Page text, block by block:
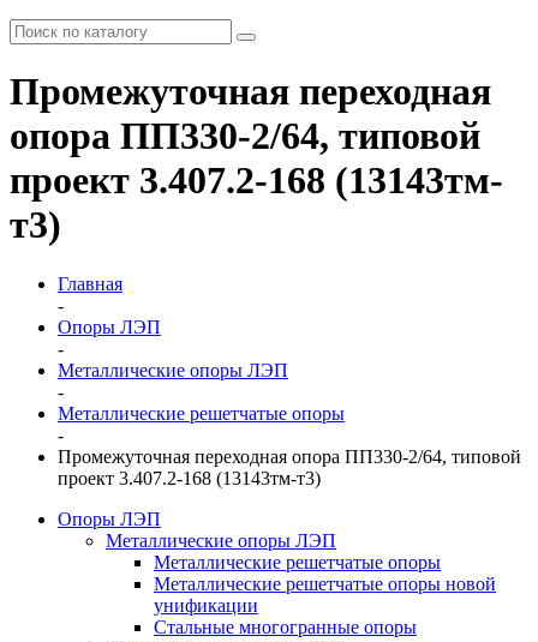
Промежуточная переходная
опора ПП330-2/64, типовой
проект 3.407.2-168 (13143тм-
т3)
Главная
-
Опоры ЛЭП
-
Металлические опоры ЛЭП
-
Металлические решетчатые опоры
-
Промежуточная переходная опора ПП330-2/64, типовой
проект 3.407.2-168 (13143тм-т3)
Опоры ЛЭП
Металлические опоры ЛЭП
Металлические решетчатые опоры
Металлические решетчатые опоры новой
унификации
Стальные многогранные опоры